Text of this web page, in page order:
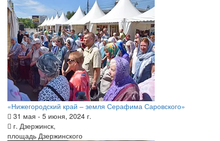
«Нижегородский край – земля Серафима Саровского»
31 мая - 5 июня, 2024 г.
г. Дзержинск,
площадь Дзержинского